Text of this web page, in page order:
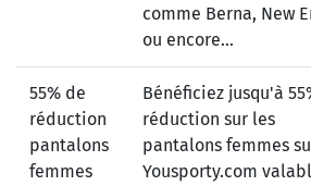
comme Berna, New
ou encore...
55% de
réduction
pantalons
femmes
Bénéficiez jusqu'à
réduction sur les
pantalons femmes
Yousporty.com